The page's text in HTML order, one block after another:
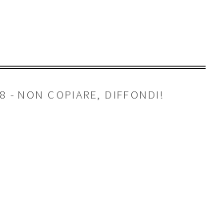
- NON COPIARE, DIFFONDI!